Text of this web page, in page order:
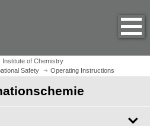
Institute of Chemistry
Safety Operating Instructions